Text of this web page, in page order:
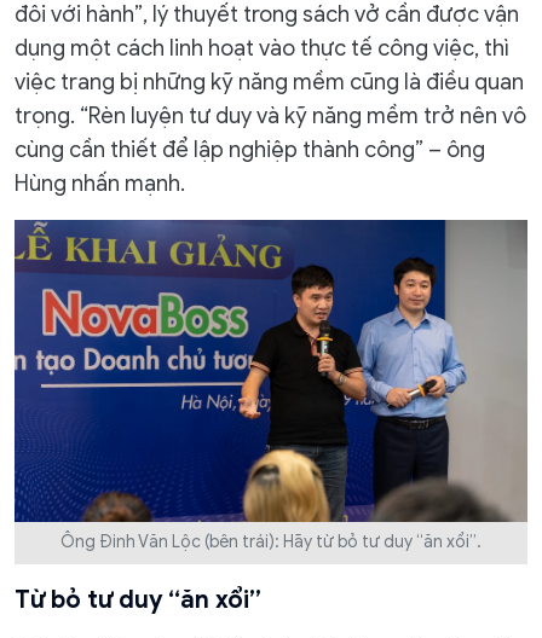
đôi với hành”, lý thuyết trong sách vở cần được vận
dụng một cách linh hoạt vào thực tế công việc, thì
việc trang bị những kỹ năng mềm cũng là điều quan
trọng. “Rèn luyện tư duy và kỹ năng mềm trở nên vô
cùng cần thiết để lập nghiệp thành công” – ông
Hùng nhấn mạnh.
Ông Đinh Văn Lộc (bên trái): Hãy từ bỏ tư duy “ăn xổi”.
Từ bỏ tư duy “ăn xổi”